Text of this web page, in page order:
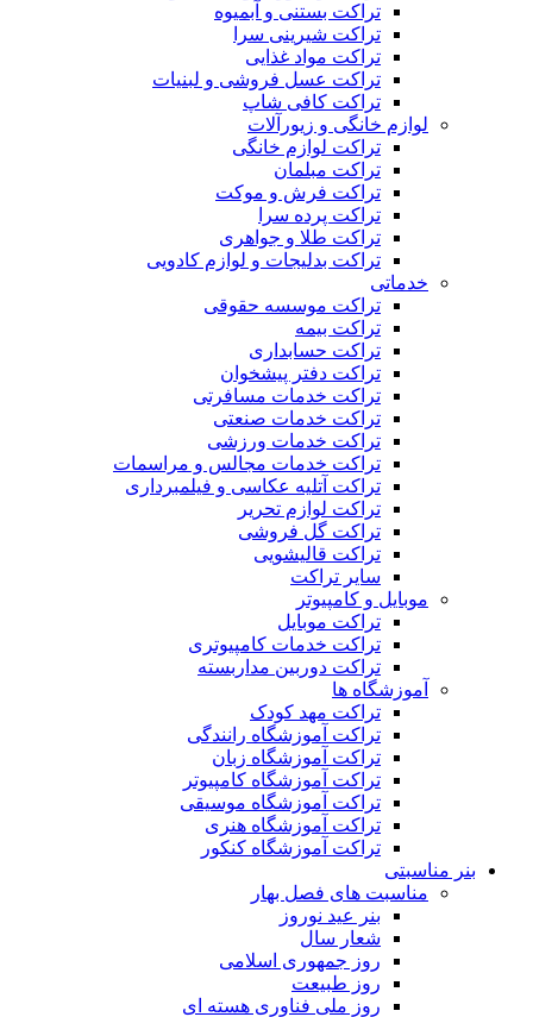
تراکت بستنی و آبمیوه
تراکت شیرینی سرا
تراکت مواد غذایی
تراکت عسل فروشی و لبنیات
تراکت کافی شاپ
لوازم خانگی و زیورآلات
تراکت لوازم خانگی
تراکت مبلمان
تراکت فرش و موکت
تراکت پرده سرا
تراکت طلا و جواهری
تراکت بدلیجات و لوازم کادویی
خدماتی
تراکت موسسه حقوقی
تراکت بیمه
تراکت حسابداری
تراکت دفتر پیشخوان
تراکت خدمات مسافرتی
تراکت خدمات صنعتی
تراکت خدمات ورزشی
تراکت خدمات مجالس و مراسمات
تراکت آتلیه عکاسی و فیلمبرداری
تراکت لوازم تحریر
تراکت گل فروشی
تراکت قالیشویی
سایر تراکت
موبایل و کامپیوتر
تراکت موبایل
تراکت خدمات کامپیوتری
تراکت دوربین مداربسته
آموزشگاه ها
تراکت مهد کودک
تراکت آموزشگاه رانندگی
تراکت آموزشگاه زبان
تراکت آموزشگاه کامپیوتر
تراکت آموزشگاه موسیقی
تراکت آموزشگاه هنری
تراکت آموزشگاه کنکور
بنر مناسبتی
مناسبت های فصل بهار
بنر عید نوروز
شعار سال
روز جمهوری اسلامی
روز طبیعت
روز ملی فناوری هسته ای